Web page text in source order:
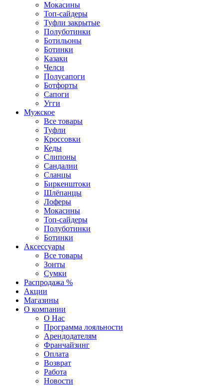
Мокасины
Топ-сайдеры
Туфли закрытые
Полуботинки
Ботильоны
Ботинки
Казаки
Челси
Полусапоги
Ботфорты
Сапоги
Угги
Мужское
Все товары
Туфли
Кроссовки
Кеды
Слипоны
Сандалии
Сланцы
Биркенштоки
Шлёпанцы
Лоферы
Мокасины
Топ-сайдеры
Полуботинки
Ботинки
Аксессуары
Все товары
Зонты
Сумки
Распродажа %
Акции
Магазины
О компании
О Нас
Программа лояльности
Арендодателям
Франчайзинг
Оплата
Возврат
Работа
Новости